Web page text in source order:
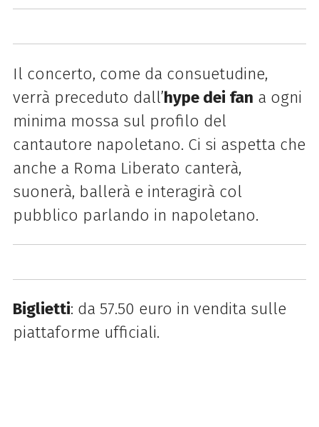
Il concerto, come da consuetudine,
verrà preceduto dall’hype dei fan a ogni
minima mossa sul profilo del
cantautore napoletano. Ci si aspetta che
anche a Roma Liberato canterà,
suonerà, ballerà e interagirà col
pubblico parlando in napoletano.
Biglietti: da 57.50 euro in vendita sulle
piattaforme ufficiali.